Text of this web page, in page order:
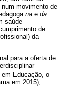
movimento de
na e da
saúde
de
da
para a oferta de
em Educação, o
em 2015),